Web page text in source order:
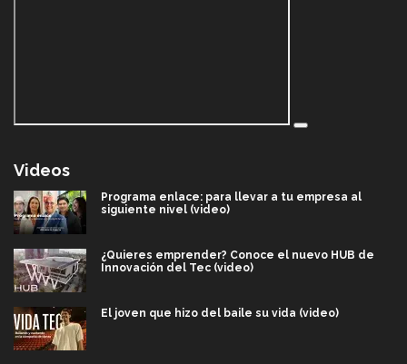
Videos
Programa enlace: para llevar a tu empresa al
siguiente nivel (video)
¿Quieres emprender? Conoce el nuevo HUB de
Innovación del Tec (video)
El joven que hizo del baile su vida (video)